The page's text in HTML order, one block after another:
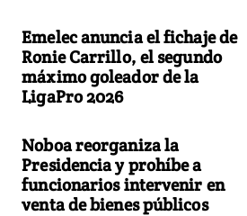
Emelec anuncia el fichaje de
Ronie Carrillo, el segundo
máximo goleador de la
LigaPro 2026
Noboa reorganiza la
Presidencia y prohíbe a
funcionarios intervenir en
venta de bienes públicos